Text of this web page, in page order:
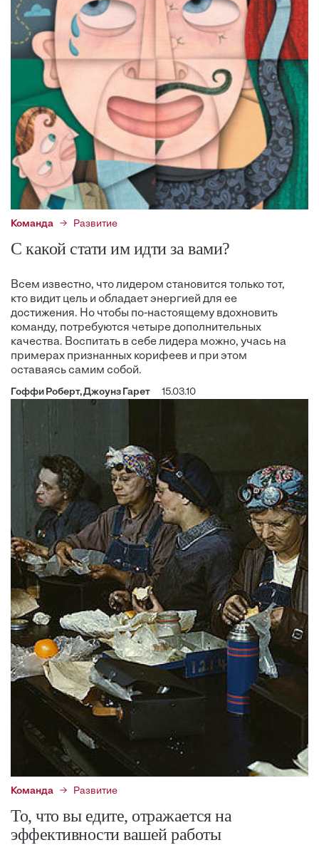
Команда Развитие
С какой стати им идти за вами?
Всем известно, что лидером становится только тот,
кто видит цель и обладает энергией для ее
достижения. Но чтобы по-настоящему вдохновить
команду, потребуются четыре дополнительных
качества. Воспитать в себе лидера можно, учась на
примерах признанных корифеев и при этом
оставаясь самим собой.
Гоффи Роберт, Джоунз Гарет 15.03.10
Команда Развитие
То, что вы едите, отражается на
эффективности вашей работы